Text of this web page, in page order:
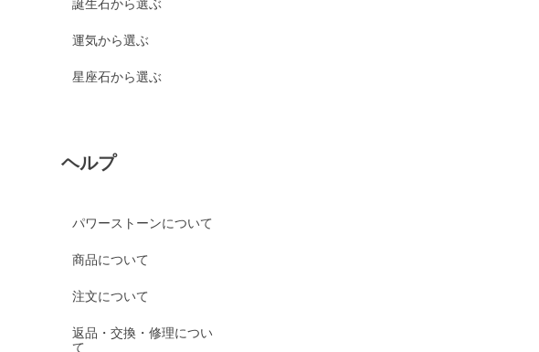
誕生石から選ぶ
運気から選ぶ
星座石から選ぶ
ヘルプ
パワーストーンについて
商品について
注文について
返品・交換・修理につい
て